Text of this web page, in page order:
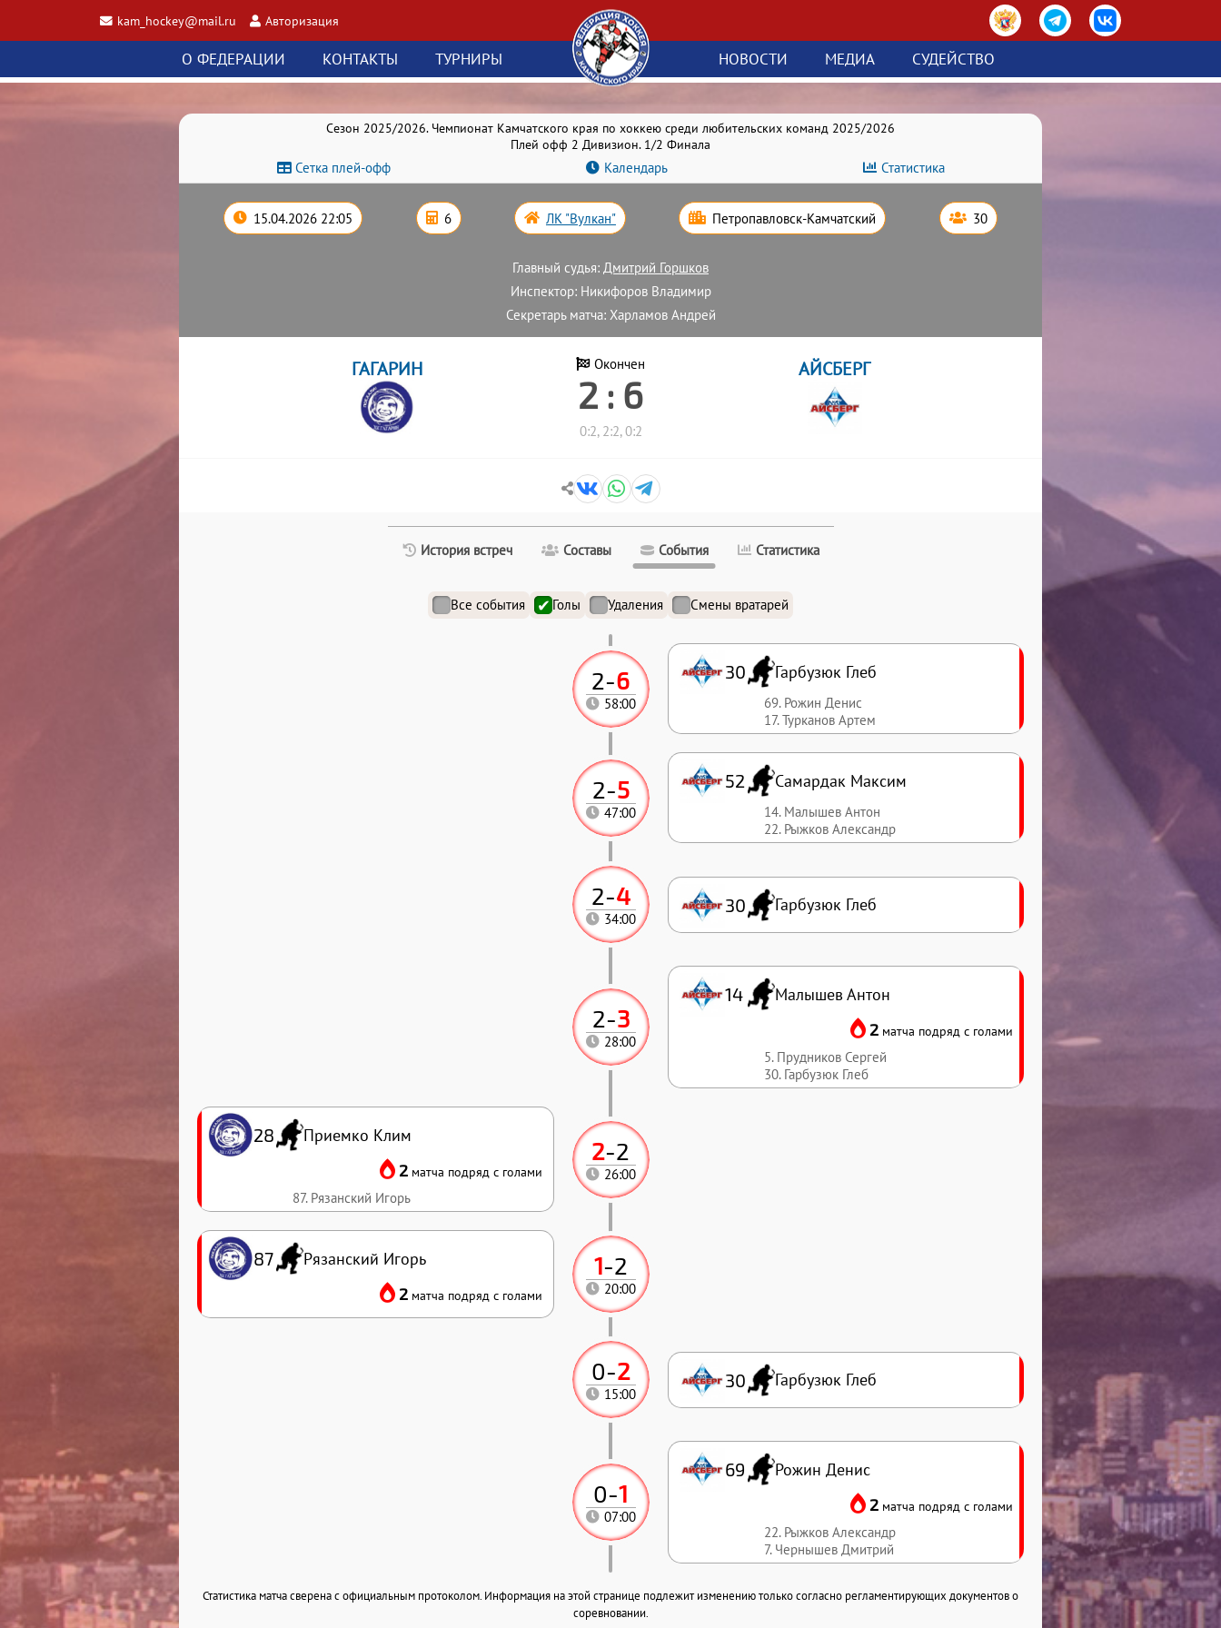
kam_hockey@mail.ru Авторизация
О ФЕДЕРАЦИИ КОНТАКТЫ ТУРНИРЫ НОВОСТИ МЕДИА СУДЕЙСТВО
Сезон 2025/2026. Чемпионат Камчатского края по хоккею среди любительских команд 2025/2026
Плей офф 2 Дивизион. 1/2 Финала
Сетка плей-офф Календарь Статистика
15.04.2026 22:05 6 ЛК "Вулкан" Петропавловск-Камчатский 30
Главный судья: Дмитрий Горшков
Инспектор: Никифоров Владимир
Секретарь матча: Харламов Андрей
ГАГАРИН Окончен
2 : 6
0:2, 2:2, 0:2
АЙСБЕРГ
История встреч Составы События Статистика
Все события Голы Удаления Смены вратарей
0-1
07:00
69 Рожин Денис
2 матча подряд с голами
22. Рыжков Александр
7. Чернышев Дмитрий
0-2
15:00
30 Гарбузюк Глеб
1-2
20:00
87 Рязанский Игорь
2 матча подряд с голами
2-2
26:00
28 Приемко Клим
2 матча подряд с голами
87. Рязанский Игорь
2-3
28:00
14 Малышев Антон
2 матча подряд с голами
5. Прудников Сергей
30. Гарбузюк Глеб
2-4
34:00
30 Гарбузюк Глеб
2-5
47:00
52 Самардак Максим
14. Малышев Антон
22. Рыжков Александр
2-6
58:00
30 Гарбузюк Глеб
69. Рожин Денис
17. Турканов Артем
Статистика матча сверена с официальным протоколом. Информация на этой странице подлежит изменению только согласно регламентирующих документов о
соревновании.